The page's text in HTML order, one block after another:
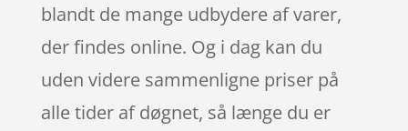
blandt de mange udbydere af varer,
der findes online. Og i dag kan du
uden videre sammenligne priser på
alle tider af døgnet, så længe du er